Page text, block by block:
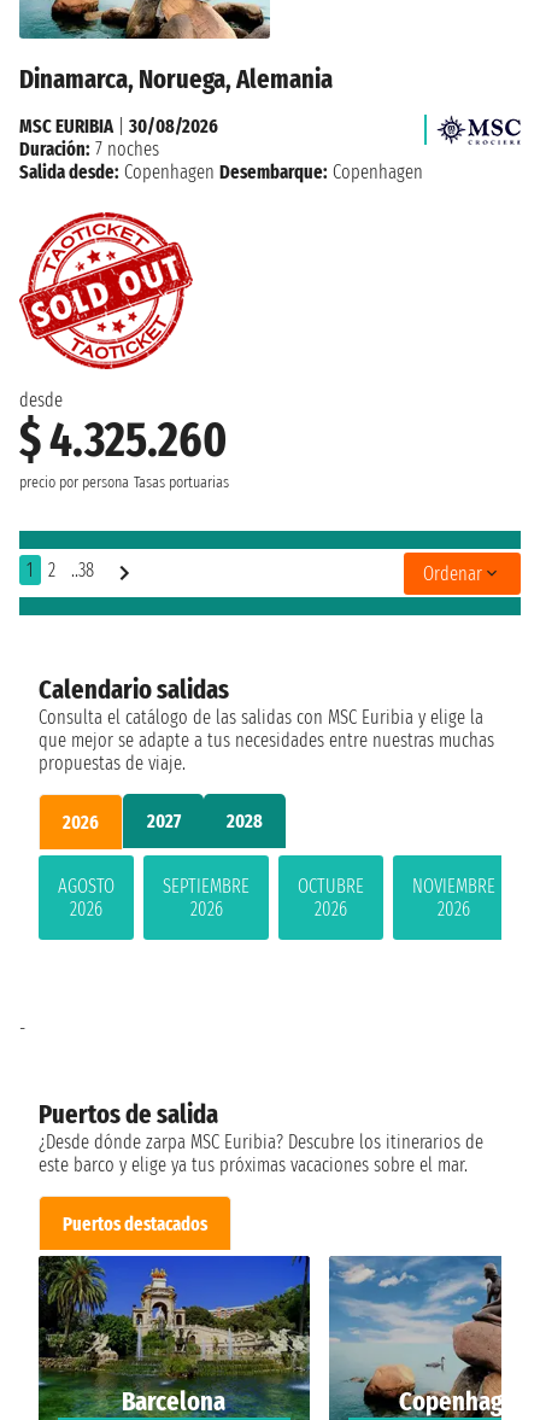
Dinamarca, Noruega, Alemania
desde
$ 4.325.260
precio por persona Tasas portuarias
MSC EURIBIA| 30/08/2026
Duración: 7 noches
Salida desde: Copenhagen Desembarque: Copenhagen
1 2 ..38 Ordenar
Calendario salidas
Consulta el catálogo de las salidas con MSC Euribia y elige la
que mejor se adapte a tus necesidades entre nuestras muchas
propuestas de viaje.
2026 2027 2028
AGOSTO
2026
SEPTIEMBRE
2026
OCTUBRE
2026
NOVIEMBRE
2026
Puertos de salida
¿Desde dónde zarpa MSC Euribia? Descubre los itinerarios de
este barco y elige ya tus próximas vacaciones sobre el mar.
Puertos destacados
Barcelona Copenhagen
-